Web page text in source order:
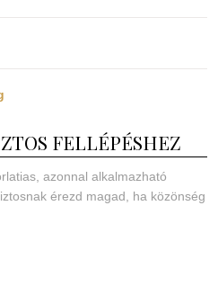
FELLÉPÉSHEZ
azonnal alkalmazható
érezd magad, ha közönség